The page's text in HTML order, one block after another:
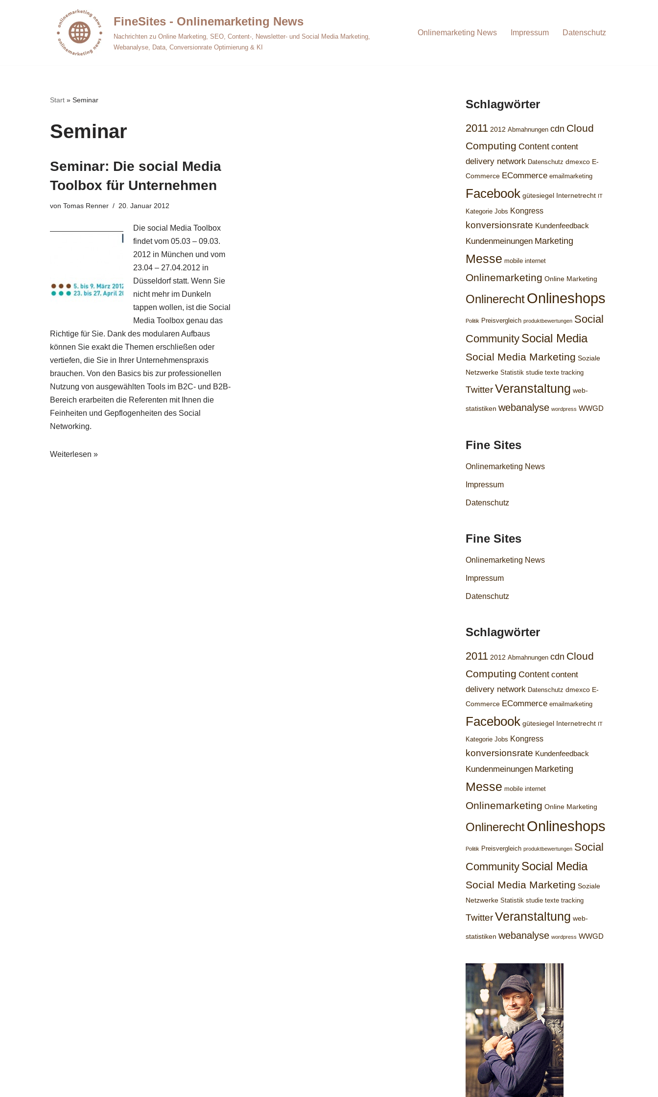
FineSites - Onlinemarketing News
Nachrichten zu Online Marketing, SEO, Content-, Newsletter- und Social Media Marketing,
Webanalyse, Data, Conversionrate Optimierung & KI
Onlinemarketing News Impressum Datenschutz
Start » Seminar
Seminar
Seminar: Die social Media
Toolbox für Unternehmen
von Tomas Renner 20. Januar 2012
Die social Media Toolbox
findet vom 05.03 – 09.03.
2012 in München und vom
23.04 – 27.04.2012 in
Düsseldorf statt. Wenn Sie
nicht mehr im Dunkeln
tappen wollen, ist die Social
Media Toolbox genau das
Richtige für Sie. Dank des modularen Aufbaus
können Sie exakt die Themen erschließen oder
vertiefen, die Sie in Ihrer Unternehmenspraxis
brauchen. Von den Basics bis zur professionellen
Nutzung von ausgewählten Tools im B2C- und B2B-
Bereich erarbeiten die Referenten mit Ihnen die
Feinheiten und Gepflogenheiten des Social
Networking.
Weiterlesen »
Schlagwörter
2011 2012 Abmahnungen cdn Cloud
Computing Content content
delivery network Datenschutz dmexco E-
Commerce ECommerce emailmarketing
Facebook gütesiegel Internetrecht IT
Kategorie Jobs Kongress
konversionsrate Kundenfeedback
Kundenmeinungen Marketing
Messe mobile internet
Onlinemarketing Online Marketing
OnlinerechtOnlineshops
Politik Preisvergleich produktbewertungen Social
Community Social Media
Social Media Marketing Soziale
Netzwerke Statistik studie texte tracking
TwitterVeranstaltung web-
statistiken webanalyse wordpress WWGD
Fine Sites
Onlinemarketing News
Impressum
Datenschutz
Fine Sites
Onlinemarketing News
Impressum
Datenschutz
Schlagwörter
2011 2012 Abmahnungen cdn Cloud
Computing Content content
delivery network Datenschutz dmexco E-
Commerce ECommerce emailmarketing
Facebook gütesiegel Internetrecht IT
Kategorie Jobs Kongress
konversionsrate Kundenfeedback
Kundenmeinungen Marketing
Messe mobile internet
Onlinemarketing Online Marketing
OnlinerechtOnlineshops
Politik Preisvergleich produktbewertungen Social
Community Social Media
Social Media Marketing Soziale
Netzwerke Statistik studie texte tracking
TwitterVeranstaltung web-
statistiken webanalyse wordpress WWGD